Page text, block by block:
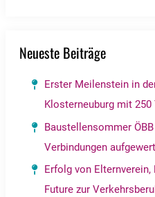
Neueste Beiträge
Erster Meilenstein in
Klosterneuburg mit
Baustellensommer
Verbindungen
Erfolg von Elternverein,
Future zur